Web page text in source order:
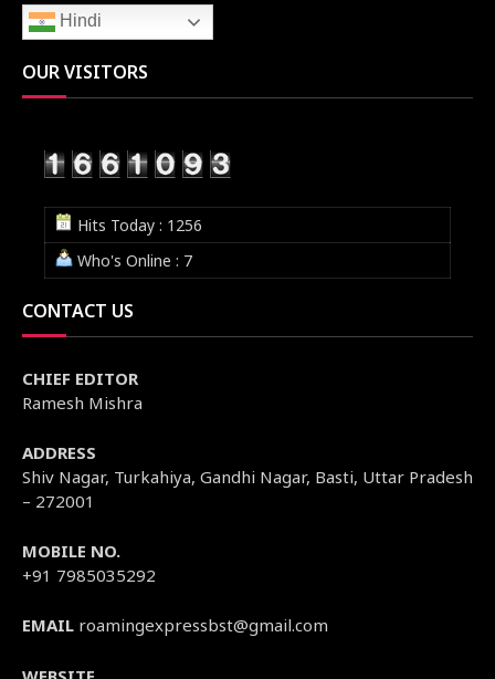
Hindi
OUR VISITORS
Hits Today : 1256
Who's Online : 7
CONTACT US
CHIEF EDITOR
Ramesh Mishra
ADDRESS
Shiv Nagar, Turkahiya, Gandhi Nagar, Basti, Uttar Pradesh
– 272001
MOBILE NO.
+91 7985035292
EMAIL roamingexpressbst@gmail.com